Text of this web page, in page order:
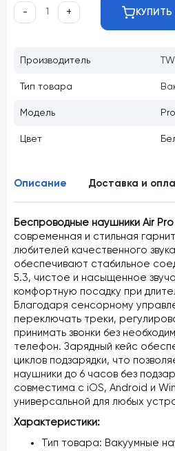
- + КУПИТЬ
Производитель
Тип товара
Модель
Цвет
Описание Доставка и
Беспроводные наушники Air
современная и стильная
любителей качественного
обеспечивают стабильное
5.3, чистое и насыщенное
комфортную посадку при
Благодаря сенсорному
переключать треки,
принимать звонки без
телефон. Зарядный кейс
циклов подзарядки, что
наушники до 6 часов без
совместима с iOS, Android и
универсальной для любых
Характеристики:
Тип товара: Вакуумные